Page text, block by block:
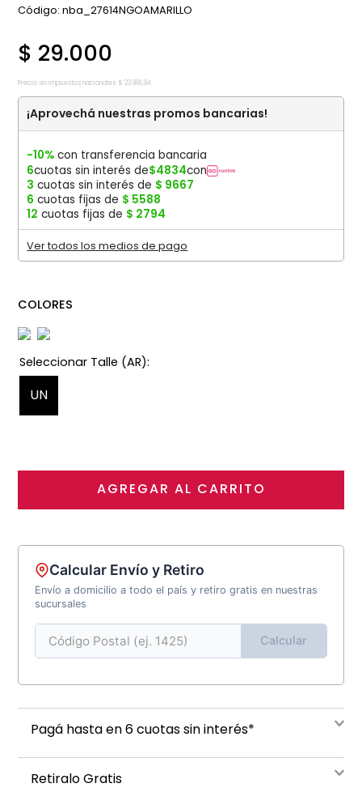
:nba_27614NGOAMARILLO
$ 29.000
Precio sin impuestos nacionales: $ 23.966,94
¡Aprovechá nuestras promos bancarias!
-10% con transferencia bancaria
6cuotas sin interés de$4834con
3 cuotas sin interés de $ 9667
6 cuotas fijas de $ 5588
12 cuotas fijas de $ 2794
Ver todos los medios de pago
COLORES
UN
AGREGAR AL CARRITO
Calcular Envío y Retiro
Envío a domicilio a todo el país y retiro gratis en nuestras
sucursales
Calcular
Pagá hasta en 6 cuotas sin interés*
Retiralo Gratis